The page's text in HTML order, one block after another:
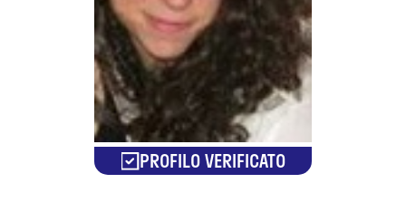
PROFILO VERIFICATO